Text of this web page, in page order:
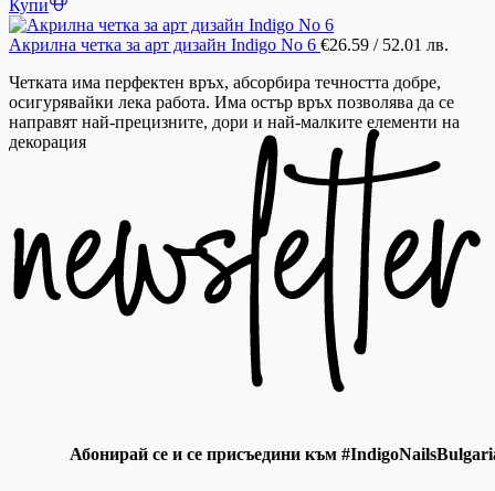
Купи
Акрилна четка за арт дизайн Indigo No 6 €26.59 / 52.01 лв.
Четката има перфектен връх, абсорбира течността добре,
осигурявайки лека работа. Има остър връх позволява да се
направят най-прецизните, дори и най-малките елементи на
декорация
Абонирай се и се присъедини към